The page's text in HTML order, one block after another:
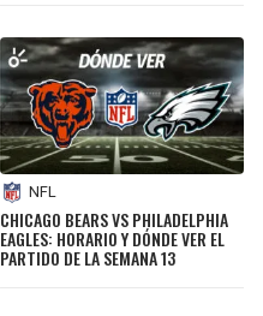
NFL
CHICAGO BEARS VS PHILADELPHIA
EAGLES: HORARIO Y DÓNDE VER EL
PARTIDO DE LA SEMANA 13